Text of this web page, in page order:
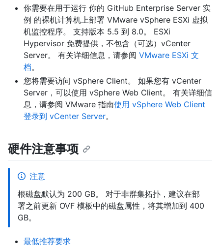
你需要在用于运行 你的 GitHub Enterprise Server 实
例 的裸机计算机上部署 VMware vSphere ESXi 虚拟
机监控程序。 支持版本 5.5 到 8.0。 ESXi
Hypervisor 免费提供，不包含（可选）vCenter
Server。 有关详细信息，请参阅 VMware ESXi 文
档。
您将需要访问 vSphere Client。 如果您有 vCenter
Server，可以使用 vSphere Web Client。 有关详细信
息，请参阅 VMware 指南使用 vSphere Web Client
登录到 vCenter Server。
硬件注意事项
注意
根磁盘默认为 200 GB。 对于非群集拓扑，建议在部
署之前更新 OVF 模板中的磁盘属性，将其增加到 400
GB。
最低推荐要求